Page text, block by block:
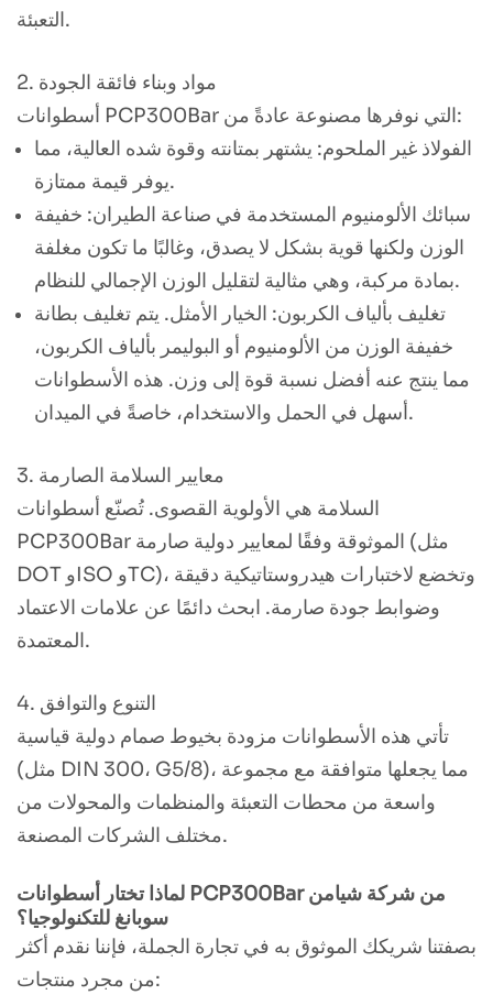
التعبئة.
2. مواد وبناء فائقة الجودة
أسطوانات PCP300Bar التي نوفرها مصنوعة عادةً من:
الفولاذ غير الملحوم: يشتهر بمتانته وقوة شده العالية، مما
يوفر قيمة ممتازة.
سبائك الألومنيوم المستخدمة في صناعة الطيران: خفيفة
الوزن ولكنها قوية بشكل لا يصدق، وغالبًا ما تكون مغلفة
بمادة مركبة، وهي مثالية لتقليل الوزن الإجمالي للنظام.
تغليف بألياف الكربون: الخيار الأمثل. يتم تغليف بطانة
خفيفة الوزن من الألومنيوم أو البوليمر بألياف الكربون،
مما ينتج عنه أفضل نسبة قوة إلى وزن. هذه الأسطوانات
أسهل في الحمل والاستخدام، خاصةً في الميدان.
3. معايير السلامة الصارمة
السلامة هي الأولوية القصوى. تُصنّع أسطوانات
PCP300Bar الموثوقة وفقًا لمعايير دولية صارمة (مثل
DOT وISO وTC)، وتخضع لاختبارات هيدروستاتيكية دقيقة
وضوابط جودة صارمة. ابحث دائمًا عن علامات الاعتماد
المعتمدة.
4. التنوع والتوافق
تأتي هذه الأسطوانات مزودة بخيوط صمام دولية قياسية
(مثل DIN 300، G5/8)، مما يجعلها متوافقة مع مجموعة
واسعة من محطات التعبئة والمنظمات والمحولات من
مختلف الشركات المصنعة.
لماذا تختار أسطوانات PCP300Bar من شركة شيامن
سوبانغ للتكنولوجيا؟
بصفتنا شريكك الموثوق به في تجارة الجملة، فإننا نقدم أكثر
من مجرد منتجات: